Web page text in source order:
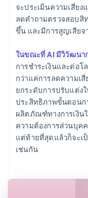
จะประเมินความเสี่ย
ลดคำถามตรวจสอบสิ
ขึ้น และมีการสูญเสียจ
ในขณะที่ AI มีวิวัฒนา
การชำระเงินและต่อโ
กว่าแค่การลดความเสี่
ยกระดับการปรับแต่ง
ประสิทธิภาพขั้นตอนก
ผลิตภัณฑ์ทางการเงิ
ความต้องการส่วนบุค
แต่ท้ายที่สุดแล้วก็จะเ
เช่นกัน